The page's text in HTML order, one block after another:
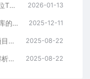
S42新赛季仅开启5天，又出现了四位T0级恶霸，“血盾流2.0”确实香！ 2026-01-13
好评如潮！这10款2025年最值得入库的游戏，每一款都是年度最佳！ 2025-12-11
不做《黑神话：悟空》DLC改立新项目？《黑神话：钟馗》引爆全球 2025-08-22
《黑神话：钟馗》有多炸裂？深度解析“黑钟馗”2分钟先导片 2025-08-22